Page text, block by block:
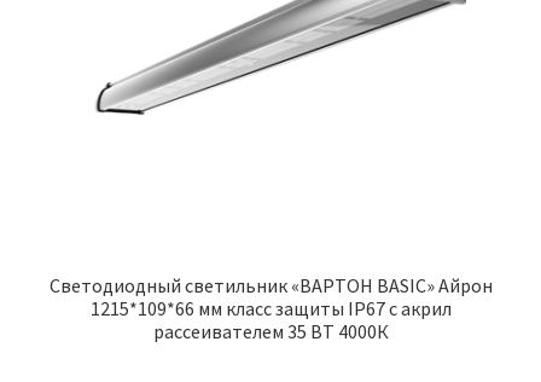
Светодиодный светильник «ВАРТОН BASIC» Айрон
1215*109*66 мм класс защиты IP67 с акрил
рассеивателем 35 ВТ 4000К